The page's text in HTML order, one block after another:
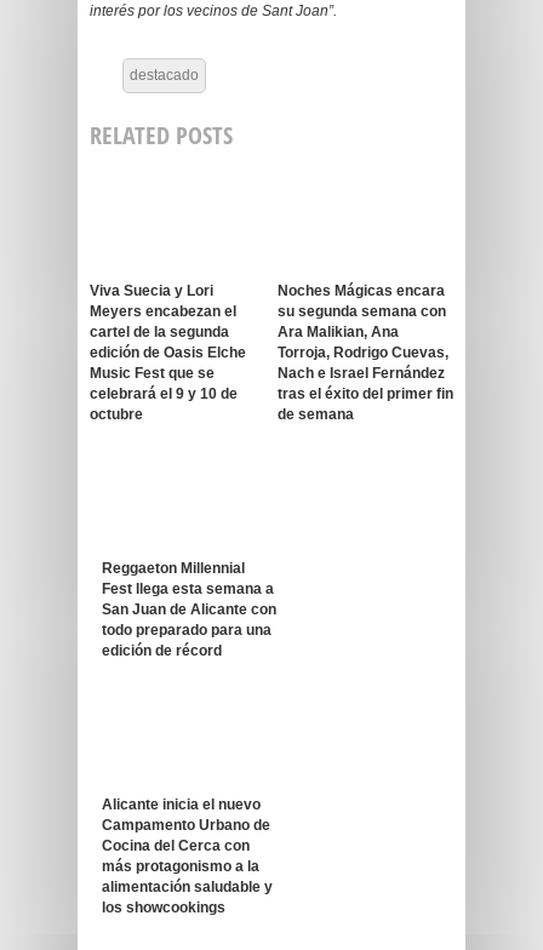
interés por los vecinos de Sant Joan”.
destacado
RELATED POSTS
Viva Suecia y Lori
Meyers encabezan el
cartel de la segunda
edición de Oasis Elche
Music Fest que se
celebrará el 9 y 10 de
octubre
Noches Mágicas encara
su segunda semana con
Ara Malikian, Ana
Torroja, Rodrigo Cuevas,
Nach e Israel Fernández
tras el éxito del primer fin
de semana
Reggaeton Millennial
Fest llega esta semana a
San Juan de Alicante con
todo preparado para una
edición de récord
Alicante inicia el nuevo
Campamento Urbano de
Cocina del Cerca con
más protagonismo a la
alimentación saludable y
los showcookings